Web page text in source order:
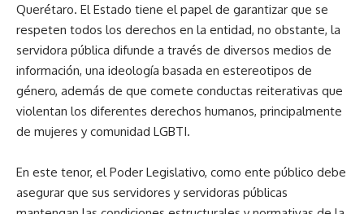
Querétaro. El Estado tiene el papel de garantizar que se
respeten todos los derechos en la entidad, no obstante, la
servidora pública difunde a través de diversos medios de
información, una ideología basada en estereotipos de
género, además de que comete conductas reiterativas que
violentan los diferentes derechos humanos, principalmente
de mujeres y comunidad LGBTI.
En este tenor, el Poder Legislativo, como ente público debe
asegurar que sus servidores y servidoras públicas